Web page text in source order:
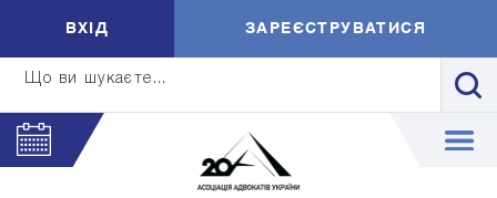
Що ви шукаєте...
ВXIД ЗАРЕЄСТРУВАТИСЯ